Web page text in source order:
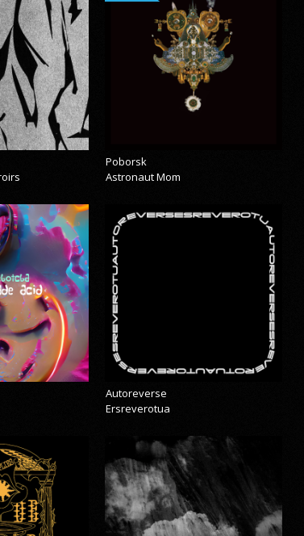
Poborsk
Astronaut Mom
Autoreverse
Ersreverotua